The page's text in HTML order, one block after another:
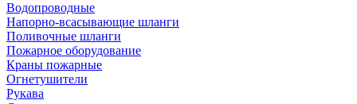
Водопроводные
Напорно-всасывающие шланги
Поливочные шланги
Пожарное оборудование
Краны пожарные
Огнетушители
Рукава